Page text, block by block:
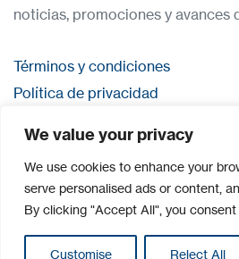
We value your privacy
We use cookies to enhance your
serve personalised ads or content,
By clicking "Accept All", you
Customise Reject All
noticias, promociones y avances
Términos y condiciones
Política de privacidad
Iniciar sesión